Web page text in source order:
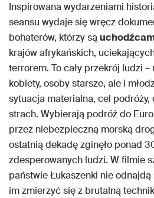
Inspirowana wydarzeniami
seansu wydaje się wręcz
bohaterów, którzy są
krajów afrykańskich,
terrorem. To cały przekrój ludzi
kobiety, osoby starsze, ale i
sytuacja materialna, cel podróży,
strach. Wybierają podróż do
przez niebezpieczną morską
ostatnią dekadę zginęło ponad
zdesperowanych ludzi. W filmie
państwie Łukaszenki nie
im zmierzyć się z brutalną